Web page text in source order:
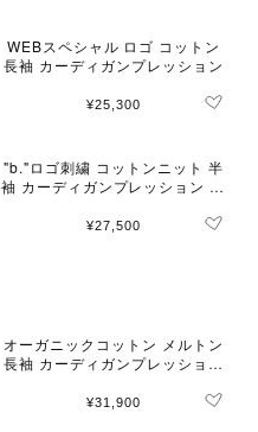
WEBスペシャル ロゴ コットン
長袖 カーディガンプレッション
¥25,300
"b."ロゴ刺繍 コットンニット 半
袖 カーディガンプレッション "S
¥27,500
オーガニックコットン メルトン
長袖 カーディガンプレッション
¥31,900